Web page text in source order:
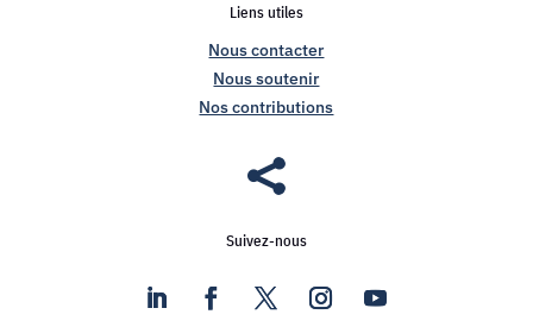
Liens utiles
Nous contacter
Nous soutenir
Nos contributions

Suivez-nous